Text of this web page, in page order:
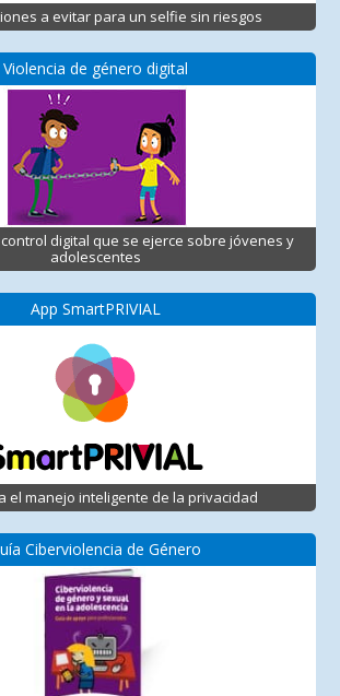
a evitar para un selfie sin riesgos
Violencia de género digital
digital que se ejerce sobre jóvenes y
adolescentes
App SmartPRIVIAL
el manejo inteligente de la privacidad
Ciberviolencia de Género